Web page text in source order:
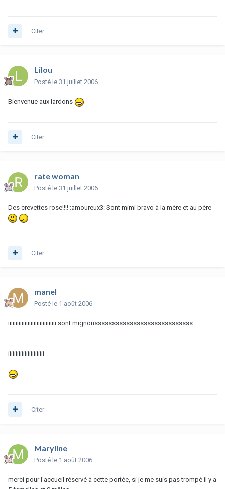
Citer
Lilou
Posté le 31 juillet 2006
Bienvenue aux lardons
Citer
rate woman
Posté le 31 juillet 2006
Des crevettes rose!!!! :amoureux3: Sont mimi bravo à la mère et au père
Citer
manel
Posté le 1 août 2006
iiiiiiiiiiiiiiiiiiiiiiiiiiiiiiii sont mignonssssssssssssssssssssssssssss
iiiiiiiiiiiiiiiiiiiiiiii
Citer
Maryline
Posté le 1 août 2006
merci pour l'accueil réservé à cette portée, si je me suis pas trompé il y a